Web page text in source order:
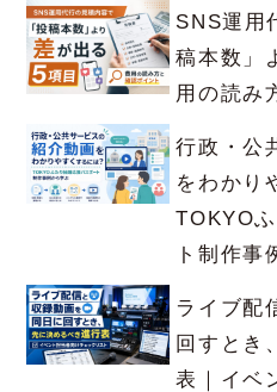
SNS運用
稿本数」
用の読み
行政・公
をわかり
TOKYO
ト制作事
ライブ配
回すとき
表｜イベ